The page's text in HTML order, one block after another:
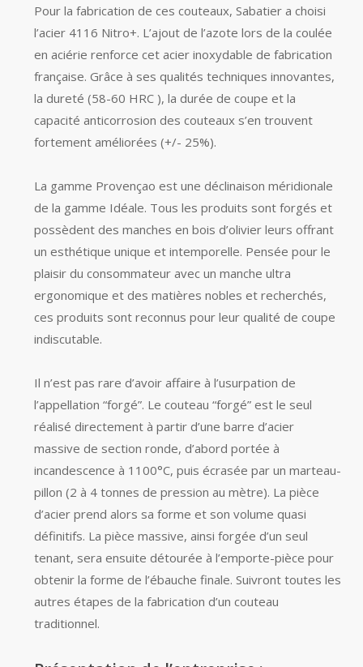
Pour la fabrication de ces couteaux, Sabatier a choisi
l’acier 4116 Nitro+. L’ajout de l’azote lors de la coulée
en aciérie renforce cet acier inoxydable de fabrication
française. Grâce à ses qualités techniques innovantes,
la dureté (58-60 HRC ), la durée de coupe et la
capacité anticorrosion des couteaux s’en trouvent
fortement améliorées (+/- 25%).
La gamme Provençao est une déclinaison méridionale
de la gamme Idéale. Tous les produits sont forgés et
possèdent des manches en bois d’olivier leurs offrant
un esthétique unique et intemporelle. Pensée pour le
plaisir du consommateur avec un manche ultra
ergonomique et des matières nobles et recherchés,
ces produits sont reconnus pour leur qualité de coupe
indiscutable.
Il n’est pas rare d’avoir affaire à l’usurpation de
l’appellation “forgé”. Le couteau “forgé” est le seul
réalisé directement à partir d’une barre d’acier
massive de section ronde, d’abord portée à
incandescence à 1100°C, puis écrasée par un marteau-
pillon (2 à 4 tonnes de pression au mètre). La pièce
d’acier prend alors sa forme et son volume quasi
définitifs. La pièce massive, ainsi forgée d’un seul
tenant, sera ensuite détourée à l’emporte-pièce pour
obtenir la forme de l’ébauche finale. Suivront toutes les
autres étapes de la fabrication d’un couteau
traditionnel.